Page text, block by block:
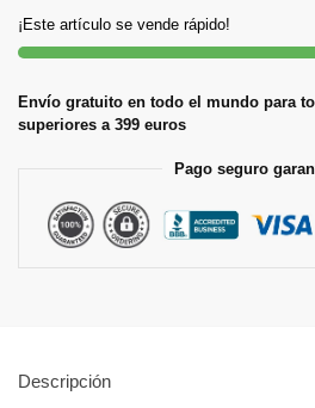
¡Este artículo se vende rápido!
Envío gratuito en todo el mundo para
superiores a 399 euros
Pago seguro
Descripción